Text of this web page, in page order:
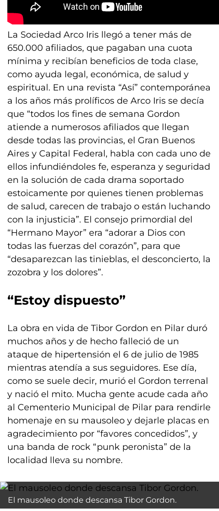
La Sociedad Arco Iris llegó a tener más de
650.000 afiliados, que pagaban una cuota
mínima y recibían beneficios de toda clase,
como ayuda legal, económica, de salud y
espiritual. En una revista “Así” contemporánea
a los años más prolíficos de Arco Iris se decía
que “todos los fines de semana Gordon
atiende a numerosos afiliados que llegan
desde todas las provincias, el Gran Buenos
Aires y Capital Federal, habla con cada uno de
ellos infundiéndoles fe, esperanza y seguridad
en la solución de cada drama soportado
estoicamente por quienes tienen problemas
de salud, carecen de trabajo o están luchando
con la injusticia”. El consejo primordial del
“Hermano Mayor” era “adorar a Dios con
todas las fuerzas del corazón”, para que
“desaparezcan las tinieblas, el desconcierto, la
zozobra y los dolores”.
“Estoy dispuesto”
La obra en vida de Tibor Gordon en Pilar duró
muchos años y de hecho falleció de un
ataque de hipertensión el 6 de julio de 1985
mientras atendía a sus seguidores. Ese día,
como se suele decir, murió el Gordon terrenal
y nació el mito. Mucha gente acude cada año
al Cementerio Municipal de Pilar para rendirle
homenaje en su mausoleo y dejarle placas en
agradecimiento por “favores concedidos”, y
una banda de rock “punk peronista” de la
localidad lleva su nombre.
El mausoleo donde descansa Tibor Gordon.